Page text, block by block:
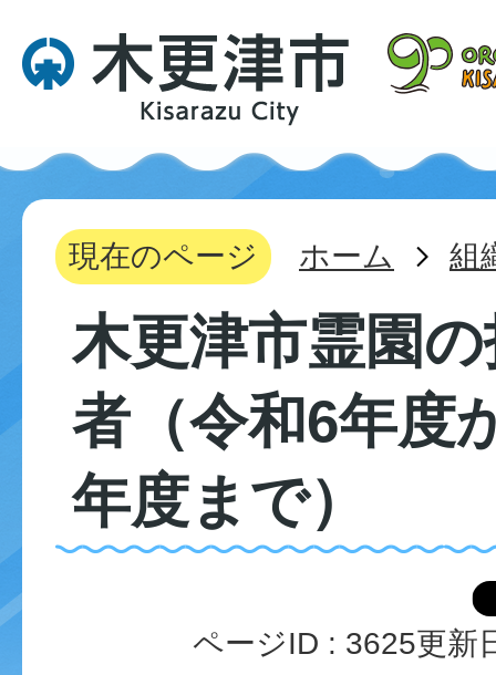
現在のページ ホーム 組
木更津市霊園
者（令和6年度
年度まで）
ページID : 3625更新